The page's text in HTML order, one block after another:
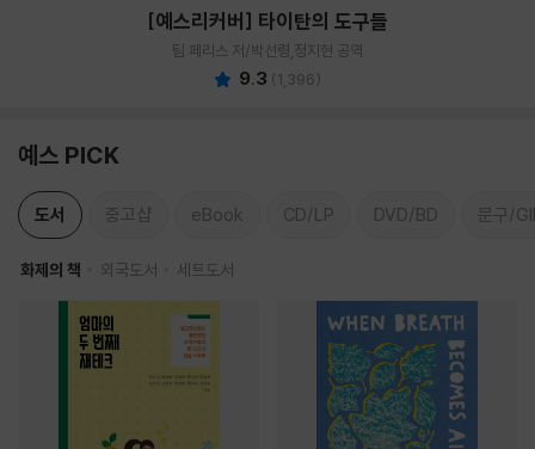
[예스리커버] 타이탄의 도구들
팀 페리스 저/박선령,정지현 공역
9.3 (1,396)
예스 PICK
도서 중고샵 eBook CD/LP DVD/BD 문구/
화제의 책 외국도서 세트도서